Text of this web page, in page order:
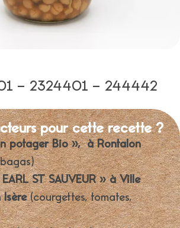
– 2324401 – 244442
pour cette recette ?
potager Bio », à Rontalon
ST SAUVEUR » à Ville
Isère(courgettes, tomates,